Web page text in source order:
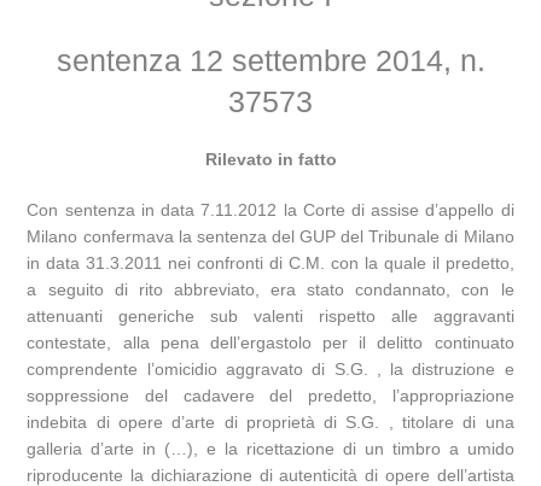
sentenza 12 settembre 2014, n.
37573
Rilevato in fatto
Con sentenza in data 7.11.2012 la Corte di assise d’appello di
Milano confermava la sentenza del GUP del Tribunale di Milano
in data 31.3.2011 nei confronti di C.M. con la quale il predetto,
a seguito di rito abbreviato, era stato condannato, con le
attenuanti generiche sub valenti rispetto alle aggravanti
contestate, alla pena dell’ergastolo per il delitto continuato
comprendente l’omicidio aggravato di S.G. , la distruzione e
soppressione del cadavere del predetto, l’appropriazione
indebita di opere d’arte di proprietà di S.G. , titolare di una
galleria d’arte in (…), e la ricettazione di un timbro a umido
riproducente la dichiarazione di autenticità di opere dell’artista